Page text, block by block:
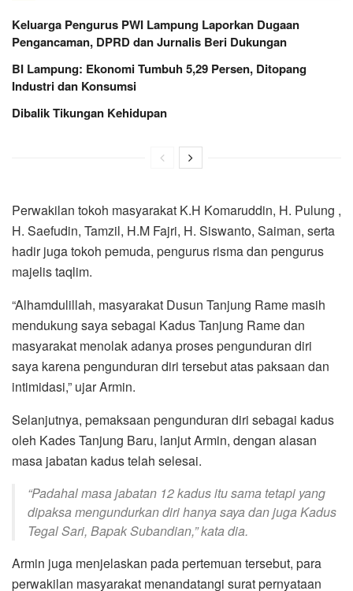
Keluarga Pengurus PWI Lampung Laporkan Dugaan
Pengancaman, DPRD dan Jurnalis Beri Dukungan
BI Lampung: Ekonomi Tumbuh 5,29 Persen, Ditopang
Industri dan Konsumsi
Dibalik Tikungan Kehidupan
Perwakilan tokoh masyarakat K.H Komaruddin, H. Pulung ,
H. Saefudin, Tamzil, H.M Fajri, H. Siswanto, Saiman, serta
hadir juga tokoh pemuda, pengurus risma dan pengurus
majelis taqlim.
“Alhamdulillah, masyarakat Dusun Tanjung Rame masih
mendukung saya sebagai Kadus Tanjung Rame dan
masyarakat menolak adanya proses pengunduran diri
saya karena pengunduran diri tersebut atas paksaan dan
intimidasi,” ujar Armin.
Selanjutnya, pemaksaan pengunduran diri sebagai kadus
oleh Kades Tanjung Baru, lanjut Armin, dengan alasan
masa jabatan kadus telah selesai.
“Padahal masa jabatan 12 kadus itu sama tetapi yang
dipaksa mengundurkan diri hanya saya dan juga Kadus
Tegal Sari, Bapak Subandian,” kata dia.
Armin juga menjelaskan pada pertemuan tersebut, para
perwakilan masyarakat menandatangi surat pernyataan